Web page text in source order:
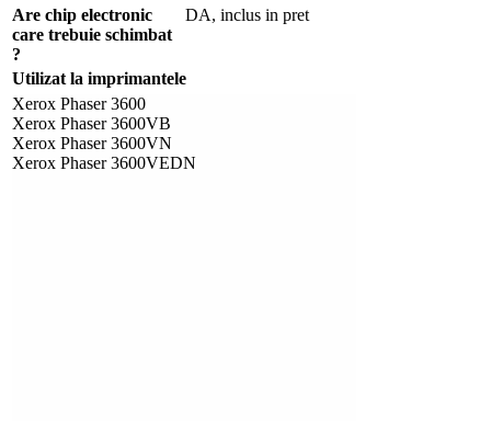
Are chip electronic
care trebuie schimbat
?
DA, inclus in pret
Utilizat la imprimantele
Xerox Phaser 3600
Xerox Phaser 3600VB
Xerox Phaser 3600VN
Xerox Phaser 3600VEDN